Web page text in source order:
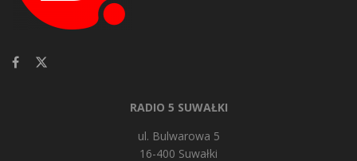
RADIO 5 SUWAŁKI
ul. Bulwarowa 5
16-400 Suwałki